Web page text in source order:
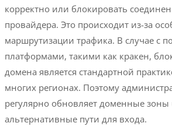
корректно или блокировать
провайдера. Это происходит из-за
маршрутизации трафика. В случае с
платформами, такими как кракен,
домена является стандартной
многих регионах. Поэтому
регулярно обновляет доменные зоны
альтернативные пути для входа.